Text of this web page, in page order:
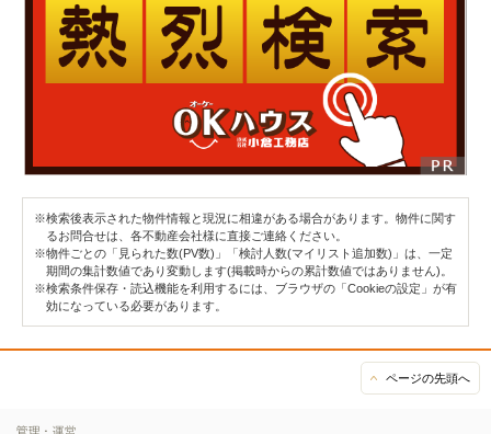
※検索後表示された物件情報と現況に相違がある場合があります。物件に関す
るお問合せは、各不動産会社様に直接ご連絡ください。
※物件ごとの「見られた数(PV数)」「検討人数(マイリスト追加数)」は、一定
期間の集計数値であり変動します(掲載時からの累計数値ではありません)。
※検索条件保存・読込機能を利用するには、ブラウザの「Cookieの設定」が有
効になっている必要があります。
ページの先頭へ